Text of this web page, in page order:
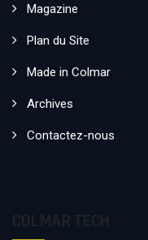
Magazine
Plan du Site
Made in Colmar
Archives
Contactez-nous